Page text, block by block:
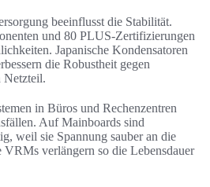
beeinflusst die Stabilität.
und 80 PLUS-Zertifizierungen
Japanische Kondensatoren
die Robustheit gegen
Netzteil.
in Büros und Rechenzentren
Auf Mainboards sind
weil sie Spannung sauber an die
verlängern so die Lebensdauer